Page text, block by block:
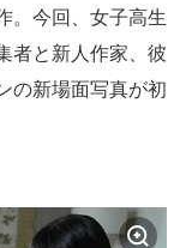
。今回、女子高生
者と新人作家、彼
の新場面写真が初